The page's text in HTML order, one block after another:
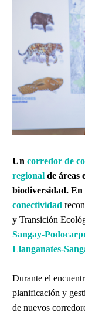
Un corredor de
regional de áreas
biodiversidad. En
conectividad
y Transición
Sangay-
Llanganates-
Durante el
planificación y
de nuevos